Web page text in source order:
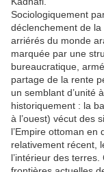
Sociologiquement
déclenchement de la
arriérés du monde
marquée par une
bureaucratique,
partage de la rente
un semblant d’unité
historiquement : la
à l’ouest) vécut des
l’Empire ottoman en
relativement récent,
l’intérieur des terres.